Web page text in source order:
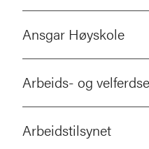
Ansgar Høyskole
Arbeids- og
Arbeidstilsynet